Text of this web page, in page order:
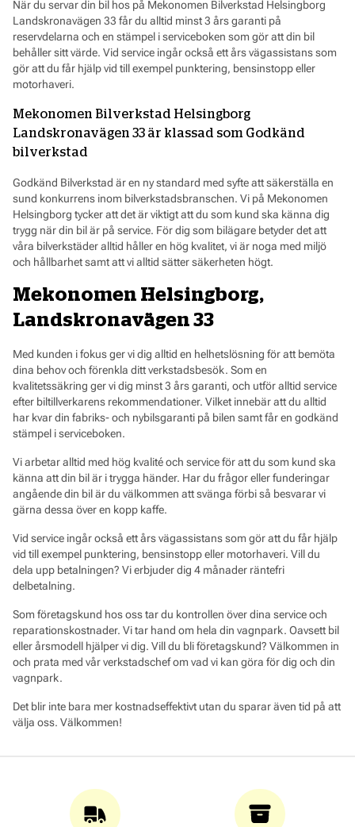
När du servar din bil hos på Mekonomen Bilverkstad Helsingborg
Landskronavägen 33 får du alltid minst 3 års garanti på
reservdelarna och en stämpel i serviceboken som gör att din bil
behåller sitt värde. Vid service ingår också ett års vägassistans som
gör att du får hjälp vid till exempel punktering, bensinstopp eller
motorhaveri.
Mekonomen Bilverkstad Helsingborg
Landskronavägen 33 är klassad som Godkänd
bilverkstad
Godkänd Bilverkstad är en ny standard med syfte att säkerställa en
sund konkurrens inom bilverkstadsbranschen. Vi på Mekonomen
Helsingborg tycker att det är viktigt att du som kund ska känna dig
trygg när din bil är på service. För dig som bilägare betyder det att
våra bilverkstäder alltid håller en hög kvalitet, vi är noga med miljö
och hållbarhet samt att vi alltid sätter säkerheten högt.
Mekonomen Helsingborg,
Landskronavägen 33
Med kunden i fokus ger vi dig alltid en helhetslösning för att bemöta
dina behov och förenkla ditt verkstadsbesök. Som en
kvalitetssäkring ger vi dig minst 3 års garanti, och utför alltid service
efter biltillverkarens rekommendationer. Vilket innebär att du alltid
har kvar din fabriks- och nybilsgaranti på bilen samt får en godkänd
stämpel i serviceboken.
Vi arbetar alltid med hög kvalité och service för att du som kund ska
känna att din bil är i trygga händer. Har du frågor eller funderingar
angående din bil är du välkommen att svänga förbi så besvarar vi
gärna dessa över en kopp kaffe.
Vid service ingår också ett års vägassistans som gör att du får hjälp
vid till exempel punktering, bensinstopp eller motorhaveri. Vill du
dela upp betalningen? Vi erbjuder dig 4 månader räntefri
delbetalning.
Som företagskund hos oss tar du kontrollen över dina service och
reparationskostnader. Vi tar hand om hela din vagnpark. Oavsett bil
eller årsmodell hjälper vi dig. Vill du bli företagskund? Välkommen in
och prata med vår verkstadschef om vad vi kan göra för dig och din
vagnpark.
Det blir inte bara mer kostnadseffektivt utan du sparar även tid på att
välja oss. Välkommen!